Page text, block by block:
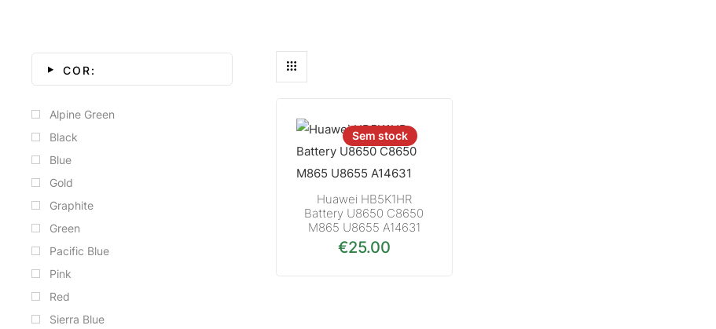
Sem stock
Huawei HB5K1HR
Battery U8650 C8650
M865 U8655 A14631
€25.00
COR:
Alpine Green
Black
Blue
Gold
Graphite
Green
Pacific Blue
Pink
Red
Sierra Blue